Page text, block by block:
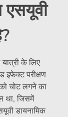
एसयूवी
के लिए
इफेक्ट परीक्षण
को चोट लगने का
था, जिसमें
डायनामिक